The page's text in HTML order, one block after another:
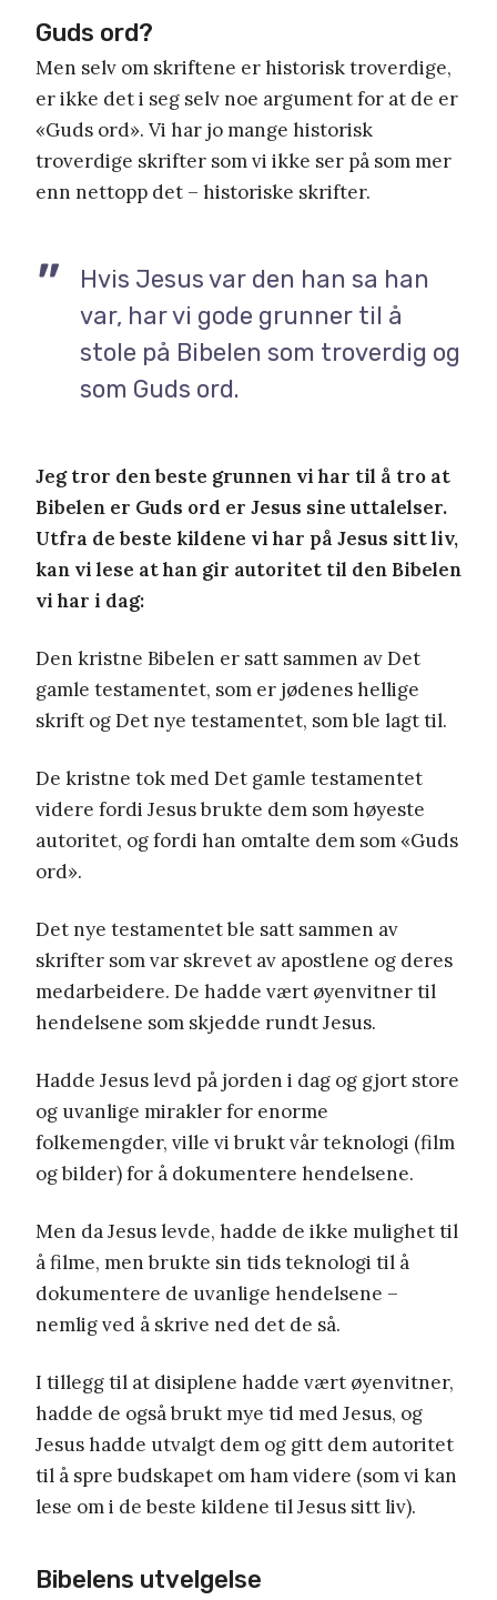
Guds ord?
Men selv om skriftene er historisk troverdige,
er ikke det i seg selv noe argument for at de er
«Guds ord». Vi har jo mange historisk
troverdige skrifter som vi ikke ser på som mer
enn nettopp det – historiske skrifter.
Hvis Jesus var den han sa han
var, har vi gode grunner til å
stole på Bibelen som troverdig og
som Guds ord.
Jeg tror den beste grunnen vi har til å tro at
Bibelen er Guds ord er Jesus sine uttalelser.
Utfra de beste kildene vi har på Jesus sitt liv,
kan vi lese at han gir autoritet til den Bibelen
vi har i dag:
Den kristne Bibelen er satt sammen av Det
gamle testamentet, som er jødenes hellige
skrift og Det nye testamentet, som ble lagt til.
De kristne tok med Det gamle testamentet
videre fordi Jesus brukte dem som høyeste
autoritet, og fordi han omtalte dem som «Guds
ord».
Det nye testamentet ble satt sammen av
skrifter som var skrevet av apostlene og deres
medarbeidere. De hadde vært øyenvitner til
hendelsene som skjedde rundt Jesus.
Hadde Jesus levd på jorden i dag og gjort store
og uvanlige mirakler for enorme
folkemengder, ville vi brukt vår teknologi (film
og bilder) for å dokumentere hendelsene.
Men da Jesus levde, hadde de ikke mulighet til
å filme, men brukte sin tids teknologi til å
dokumentere de uvanlige hendelsene –
nemlig ved å skrive ned det de så.
I tillegg til at disiplene hadde vært øyenvitner,
hadde de også brukt mye tid med Jesus, og
Jesus hadde utvalgt dem og gitt dem autoritet
til å spre budskapet om ham videre (som vi kan
lese om i de beste kildene til Jesus sitt liv).
Bibelens utvelgelse